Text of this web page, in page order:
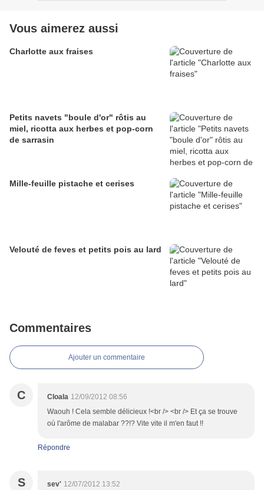
Vous aimerez aussi
Charlotte aux fraises
Petits navets "boule d'or" rôtis au
miel, ricotta aux herbes et pop-corn
de sarrasin
Mille-feuille pistache et cerises
Velouté de feves et petits pois au lard
Commentaires
Ajouter un commentaire
C Cloala 12/09/2012 08:56
Waouh ! Cela semble délicieux !<br /> <br /> Et ça se trouve
où l'arôme de malabar ??!? Vite vite il m'en faut !!
Répondre
S sev' 12/07/2012 13:52